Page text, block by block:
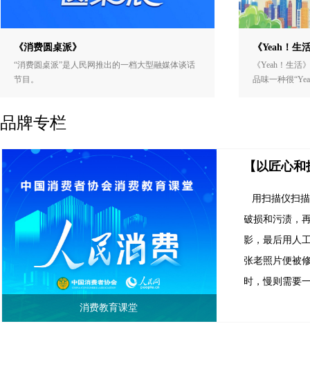
《消费圆桌派》
“消费圆桌派”是人民网推出的一档大型融媒体谈话
节目。
《Yeah！生
《Yeah！生活
品味一种很
品牌专栏
消费教育课堂
【以匠心
用扫描仪扫
破损和污渍，
影，最后用人
张老照片便被
时，慢则需要